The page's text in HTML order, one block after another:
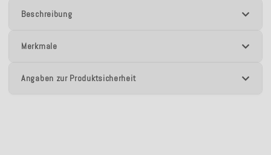
Beschreibung
Merkmale
Angaben zur Produktsicherheit